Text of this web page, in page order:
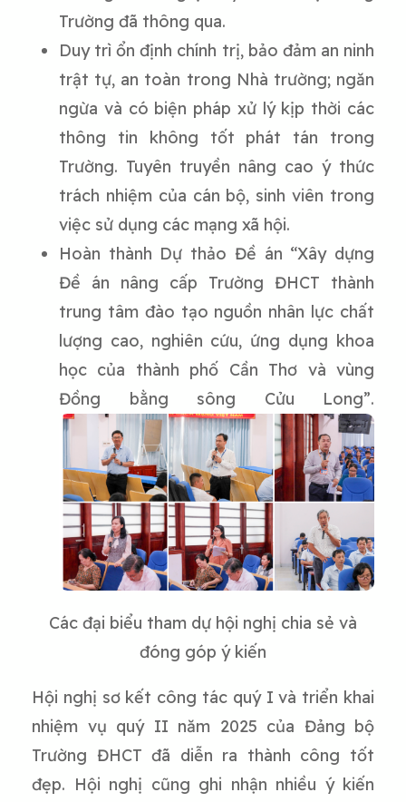
Trường đã thông qua.
Duy trì ổn định chính trị, bảo đảm an ninh
trật tự, an toàn trong Nhà trường; ngăn
ngừa và có biện pháp xử lý kịp thời các
thông tin không tốt phát tán trong
Trường. Tuyên truyền nâng cao ý thức
trách nhiệm của cán bộ, sinh viên trong
việc sử dụng các mạng xã hội.
Hoàn thành Dự thảo Đề án “Xây dựng
Đề án nâng cấp Trường ĐHCT thành
trung tâm đào tạo nguồn nhân lực chất
lượng cao, nghiên cứu, ứng dụng khoa
học của thành phố Cần Thơ và vùng
Đồng bằng sông Cửu Long”.
Các đại biểu tham dự hội nghị chia sẻ và
đóng góp ý kiến
Hội nghị sơ kết công tác quý I và triển khai
nhiệm vụ quý II năm 2025 của Đảng bộ
Trường ĐHCT đã diễn ra thành công tốt
đẹp. Hội nghị cũng ghi nhận nhiều ý kiến